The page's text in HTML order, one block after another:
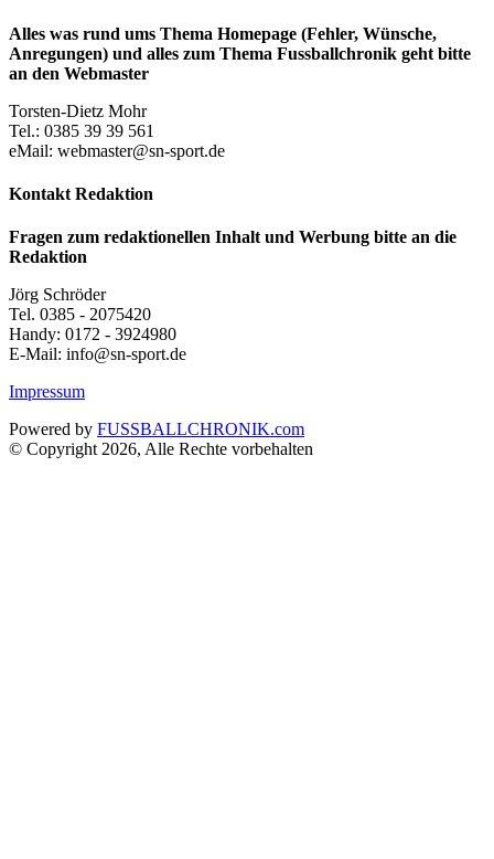
Alles was rund ums Thema Homepage (Fehler, Wünsche,
Anregungen) und alles zum Thema Fussballchronik geht bitte
an den Webmaster
Torsten-Dietz Mohr
Tel.: 0385 39 39 561
eMail: webmaster@sn-sport.de
Kontakt Redaktion
Fragen zum redaktionellen Inhalt und Werbung bitte an die
Redaktion
Jörg Schröder
Tel. 0385 - 2075420
Handy: 0172 - 3924980
E-Mail: info@sn-sport.de
Impressum
Powered by FUSSBALLCHRONIK.com
© Copyright 2026, Alle Rechte vorbehalten